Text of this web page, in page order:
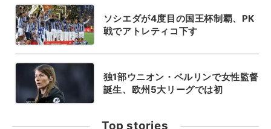
ソシエダが4度目の国王杯制覇、PK
戦でアトレティコ下す
独1部ウニオン・ベルリンで女性監督
誕生、欧州5大リーグでは初
Top stories